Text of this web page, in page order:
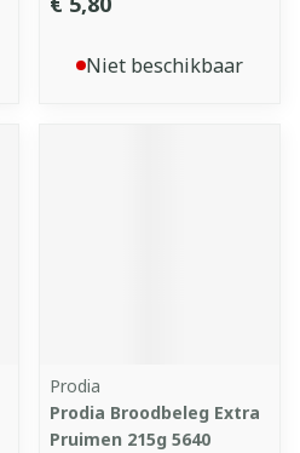
Niet beschikbaar
Prodia
Prodia Broodbeleg Extra
Pruimen 215g 5640